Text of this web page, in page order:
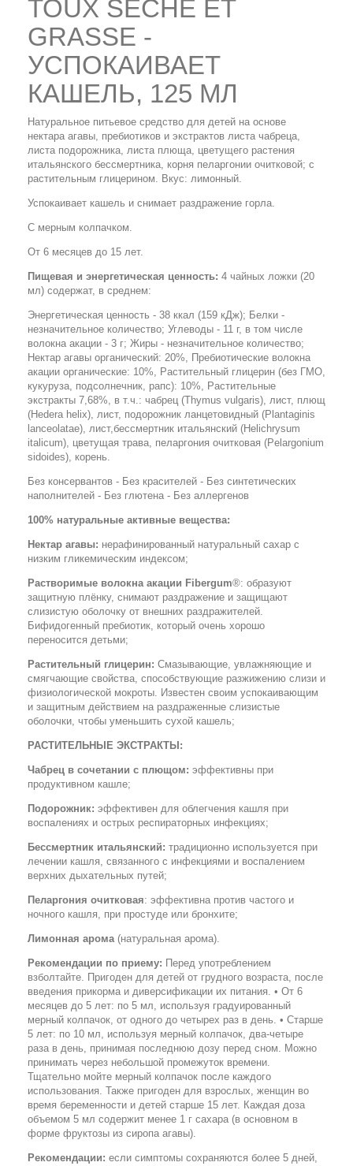
TOUX SECHE ET
GRASSE -
УСПОКАИВАЕТ
КАШЕЛЬ, 125 МЛ
Натуральное питьевое средство для детей на основе
нектара агавы, пребиотиков и экстрактов листа чабреца,
листа подорожника, листа плюща, цветущего растения
итальянского бессмертника, корня пеларгонии очитковой; с
растительным глицерином. Вкус: лимонный.
Успокаивает кашель и снимает раздражение горла.
С мерным колпачком.
От 6 месяцев до 15 лет.
Пищевая и энергетическая ценность: 4 чайных ложки (20
мл) содержат, в среднем:
Энергетическая ценность - 38 ккал (159 кДж); Белки -
незначительное количество; Углеводы - 11 г, в том числе
волокна акации - 3 г; Жиры - незначительное количество;
Нектар агавы органический: 20%, Пребиотические волокна
акации органические: 10%, Растительный глицерин (без ГМО,
кукуруза, подсолнечник, рапс): 10%, Растительные
экстракты 7,68%, в т.ч.: чабрец (Thymus vulgaris), лист, плющ
(Hedera helix), лист, подорожник ланцетовидный (Plantaginis
lanceolatae), лист,бессмертник итальянский (Helichrysum
italicum), цветущая трава, пеларгония очитковая (Pelargonium
sidoides), корень.
Без консервантов - Без красителей - Без синтетических
наполнителей - Без глютена - Без аллергенов
100% натуральные активные вещества:
Нектар агавы: нерафинированный натуральный сахар с
низким гликемическим индексом;
Растворимые волокна акации Fibergum®: образуют
защитную плёнку, снимают раздражение и защищают
слизистую оболочку от внешних раздражителей.
Бифидогенный пребиотик, который очень хорошо
переносится детьми;
Растительный глицерин: Смазывающие, увлажняющие и
смягчающие свойства, способствующие разжижению слизи и
физиологической мокроты. Известен своим успокаивающим
и защитным действием на раздраженные слизистые
оболочки, чтобы уменьшить сухой кашель;
РАСТИТЕЛЬНЫЕ ЭКСТРАКТЫ:
Чабрец в сочетании с плющом: эффективны при
продуктивном кашле;
Подорожник: эффективен для облегчения кашля при
воспалениях и острых респираторных инфекциях;
Бессмертник итальянский: традиционно используется при
лечении кашля, связанного с инфекциями и воспалением
верхних дыхательных путей;
Пеларгония очитковая: эффективна против частого и
ночного кашля, при простуде или бронхите;
Лимонная арома(натуральная арома).
Рекомендации по приему: Перед употреблением
взболтайте. Пригоден для детей от грудного возраста, после
введения прикорма и диверсификации их питания. • От 6
месяцев до 5 лет: по 5 мл, используя градуированный
мерный колпачок, от одного до четырех раз в день. • Старше
5 лет: по 10 мл, используя мерный колпачок, два-четыре
раза в день, принимая последнюю дозу перед сном. Можно
принимать через небольшой промежуток времени.
Тщательно мойте мерный колпачок после каждого
использования. Также пригоден для взрослых, женщин во
время беременности и детей старше 15 лет. Каждая доза
объемом 5 мл содержит менее 1 г сахара (в основном в
форме фруктозы из сиропа агавы).
Рекомендации: если симптомы сохраняются более 5 дней,